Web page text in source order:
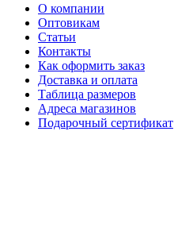
О компании
Оптовикам
Статьи
Контакты
Как оформить заказ
Доставка и оплата
Таблица размеров
Адреса магазинов
Подарочный сертификат